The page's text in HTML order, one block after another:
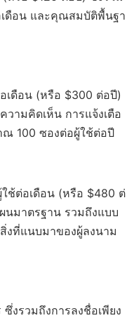
ดือน และคุณสมบัติพื้นฐา
เดือน (หรือ $300 ต่อปี)
ามคิดเห็น การแจ้งเตือ
ณ 100 ซองต่อผู้ใช้ต่อปี
ช้ต่อเดือน (หรือ $480 ต่
มาตรฐาน รวมถึงแบบ
งที่แนบมาของผู้ลงนาม
งรวมถึงการลงชื่อเพียง